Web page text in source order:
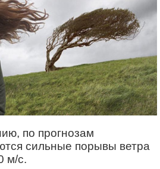
по прогнозам
сильные порывы ветра
м/с.